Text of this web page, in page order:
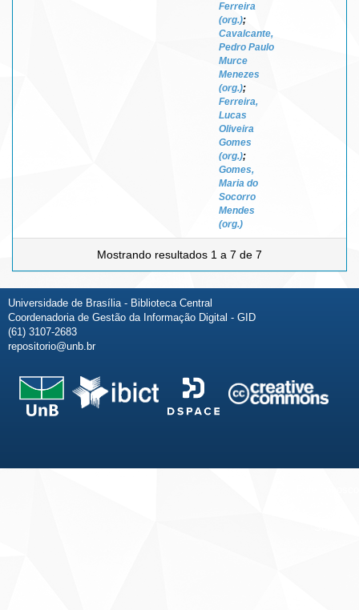
Ferreira
(org.);
Cavalcante,
Pedro Paulo
Murce
Menezes
(org.);
Ferreira,
Lucas
Oliveira
Gomes
(org.);
Gomes,
Maria do
Socorro
Mendes
(org.)
Mostrando resultados 1 a 7 de 7
Universidade de Brasília - Biblioteca Central
Coordenadoria de Gestão da Informação Digital - GID
(61) 3107-2683
repositorio@unb.br